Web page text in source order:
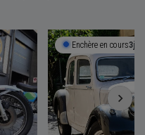
Enchère en cours3j